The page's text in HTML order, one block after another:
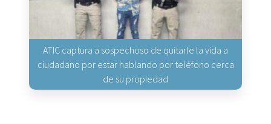
ATIC captura a sospechoso de quitarle la vida a
ciudadano por estar hablando por teléfono cerca
de su propiedad